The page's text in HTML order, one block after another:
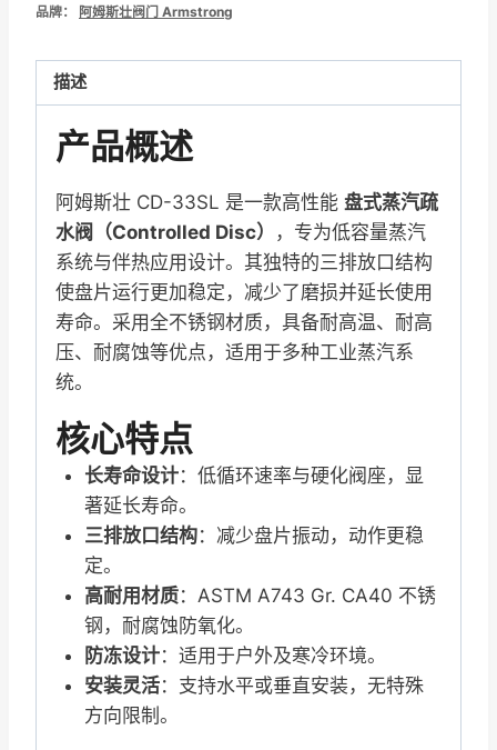
品牌： 阿姆斯壮阀门 Armstrong
描述
产品概述
阿姆斯壮 CD-33SL 是一款高性能 盘式蒸汽疏
水阀（Controlled Disc）
，专为低容量蒸汽
系统与伴热应用设计。其独特的三排放口结构
使盘片运行更加稳定，减少了磨损并延长使用
寿命。采用全不锈钢材质，具备耐高温、耐高
压、耐腐蚀等优点，适用于多种工业蒸汽系
统。
核心特点
长寿命设计：低循环速率与硬化阀座，显
著延长寿命。
三排放口结构：减少盘片振动，动作更稳
定。
高耐用材质：ASTM A743 Gr. CA40 不锈
钢，耐腐蚀防氧化。
防冻设计：适用于户外及寒冷环境。
安装灵活：支持水平或垂直安装，无特殊
方向限制。